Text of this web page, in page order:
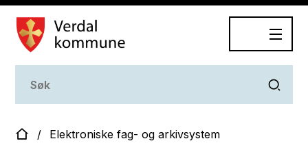
Du er her:Elektroniske fag- og arkivsystem